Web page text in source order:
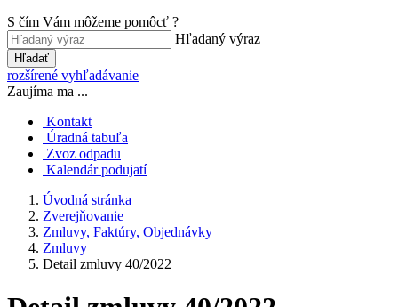
S čím Vám môžeme pomôcť ?
Hľadaný výraz
Hľadať
rozšírené vyhľadávanie
Zaujíma ma ...
Kontakt
Úradná tabuľa
Zvoz odpadu
Kalendár podujatí
Úvodná stránka
Zverejňovanie
Zmluvy, Faktúry, Objednávky
Zmluvy
Detail zmluvy 40/2022